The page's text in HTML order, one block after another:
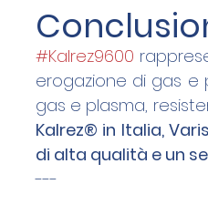
#Kalrez9600
erogazione di gas e
gas e plasma,
Kalrez® in Italia,
di alta qualità e un
---